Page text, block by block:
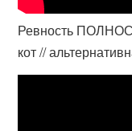
Ревность
кот //